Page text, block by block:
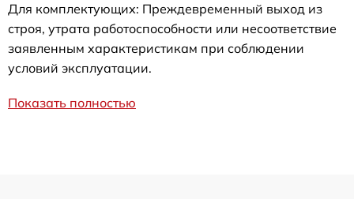
Для комплектующих: Преждевременный выход из
строя, утрата работоспособности или несоответствие
заявленным характеристикам при соблюдении
условий эксплуатации.
Показать полностью